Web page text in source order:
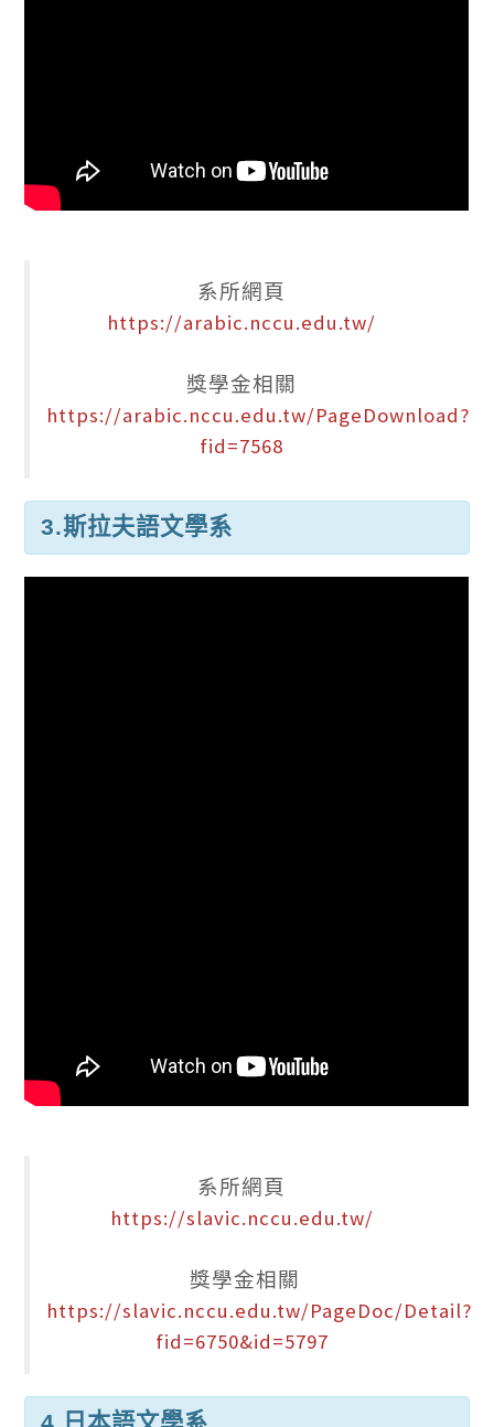
系所網頁
https://arabic.nccu.edu.tw/
獎學金相關
https://arabic.nccu.edu.tw/PageDownload?
fid=7568
3.斯拉夫語文學系
系所網頁
https://slavic.nccu.edu.tw/
獎學金相關
https://slavic.nccu.edu.tw/PageDoc/Detail?
fid=6750&id=5797